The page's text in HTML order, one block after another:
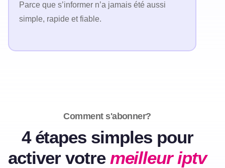
Parce que s’informer n’a jamais été aussi
simple, rapide et fiable.
Comment s'abonner?
4 étapes simples pour
activer votre meilleur iptv